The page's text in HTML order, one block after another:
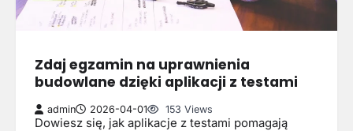
Zdaj egzamin na uprawnienia
budowlane dzięki aplikacji z testami
admin 2026-04-01 153 Views
Dowiesz się, jak aplikacje z testami pomagają